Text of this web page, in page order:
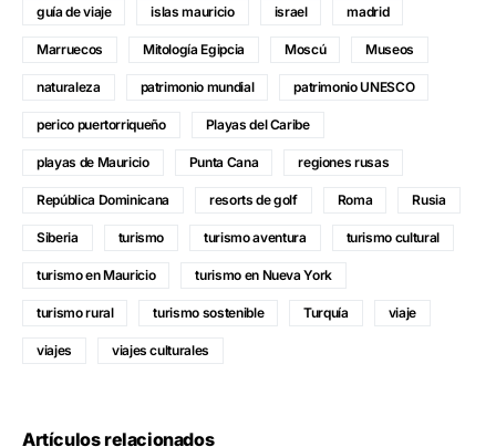
guía de viaje islas mauricio israel madrid
Marruecos Mitología Egipcia Moscú Museos
naturaleza patrimonio mundial patrimonio UNESCO
perico puertorriqueño Playas del Caribe
playas de Mauricio Punta Cana regiones rusas
República Dominicana resorts de golf Roma Rusia
Siberia turismo turismo aventura turismo cultural
turismo en Mauricio turismo en Nueva York
turismo rural turismo sostenible Turquía viaje
viajes viajes culturales
Artículos relacionados